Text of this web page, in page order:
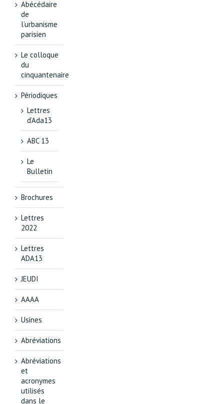
Abécédaire
de
l’urbanisme
parisien
Le colloque
du
cinquantenaire
Périodiques
Lettres
d’Ada13
ABC 13
Le
Bulletin
Brochures
Lettres
2022
Lettres
ADA13
JEUDI
AAAA
Usines
Abréviations
Abréviations
et
acronymes
utilisés
dans le